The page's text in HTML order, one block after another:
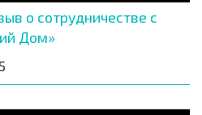
о сотрудничестве с
Дом»